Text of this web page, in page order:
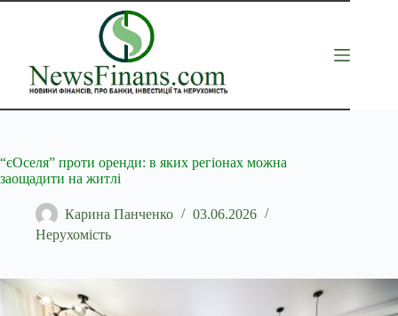
Перейти
“єОселя” проти оренди: в яких регіонах можна
заощадити на житлі
Карина Панченко
03.06.2026
Нерухомість